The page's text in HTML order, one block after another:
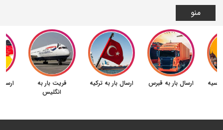
منو
فریت بار به
انگلیس
ارسال بار به ترکیه ارسال بار به قبرس